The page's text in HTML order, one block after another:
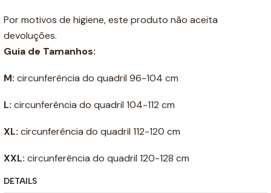
Por motivos de higiene, este produto não aceita
devoluções.
Guia de Tamanhos:
M: circunferência do quadril 96-104 cm
L: circunferência do quadril 104-112 cm
XL: circunferência do quadril 112-120 cm
XXL: circunferência do quadril 120-128 cm
DETAILS